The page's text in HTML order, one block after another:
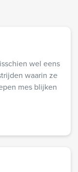
wel eens
waarin ze
mes blijken